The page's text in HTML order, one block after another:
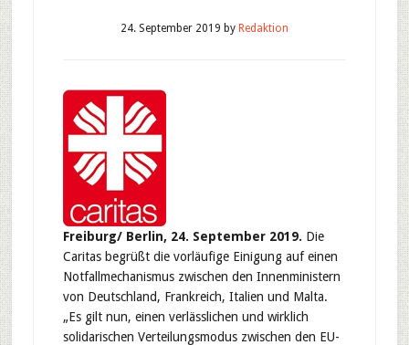
24. September 2019 by Redaktion
Freiburg/ Berlin, 24. September 2019. Die
Caritas begrüßt die vorläufige Einigung auf einen
Notfallmechanismus zwischen den Innenministern
von Deutschland, Frankreich, Italien und Malta.
„Es gilt nun, einen verlässlichen und wirklich
solidarischen Verteilungsmodus zwischen den EU-